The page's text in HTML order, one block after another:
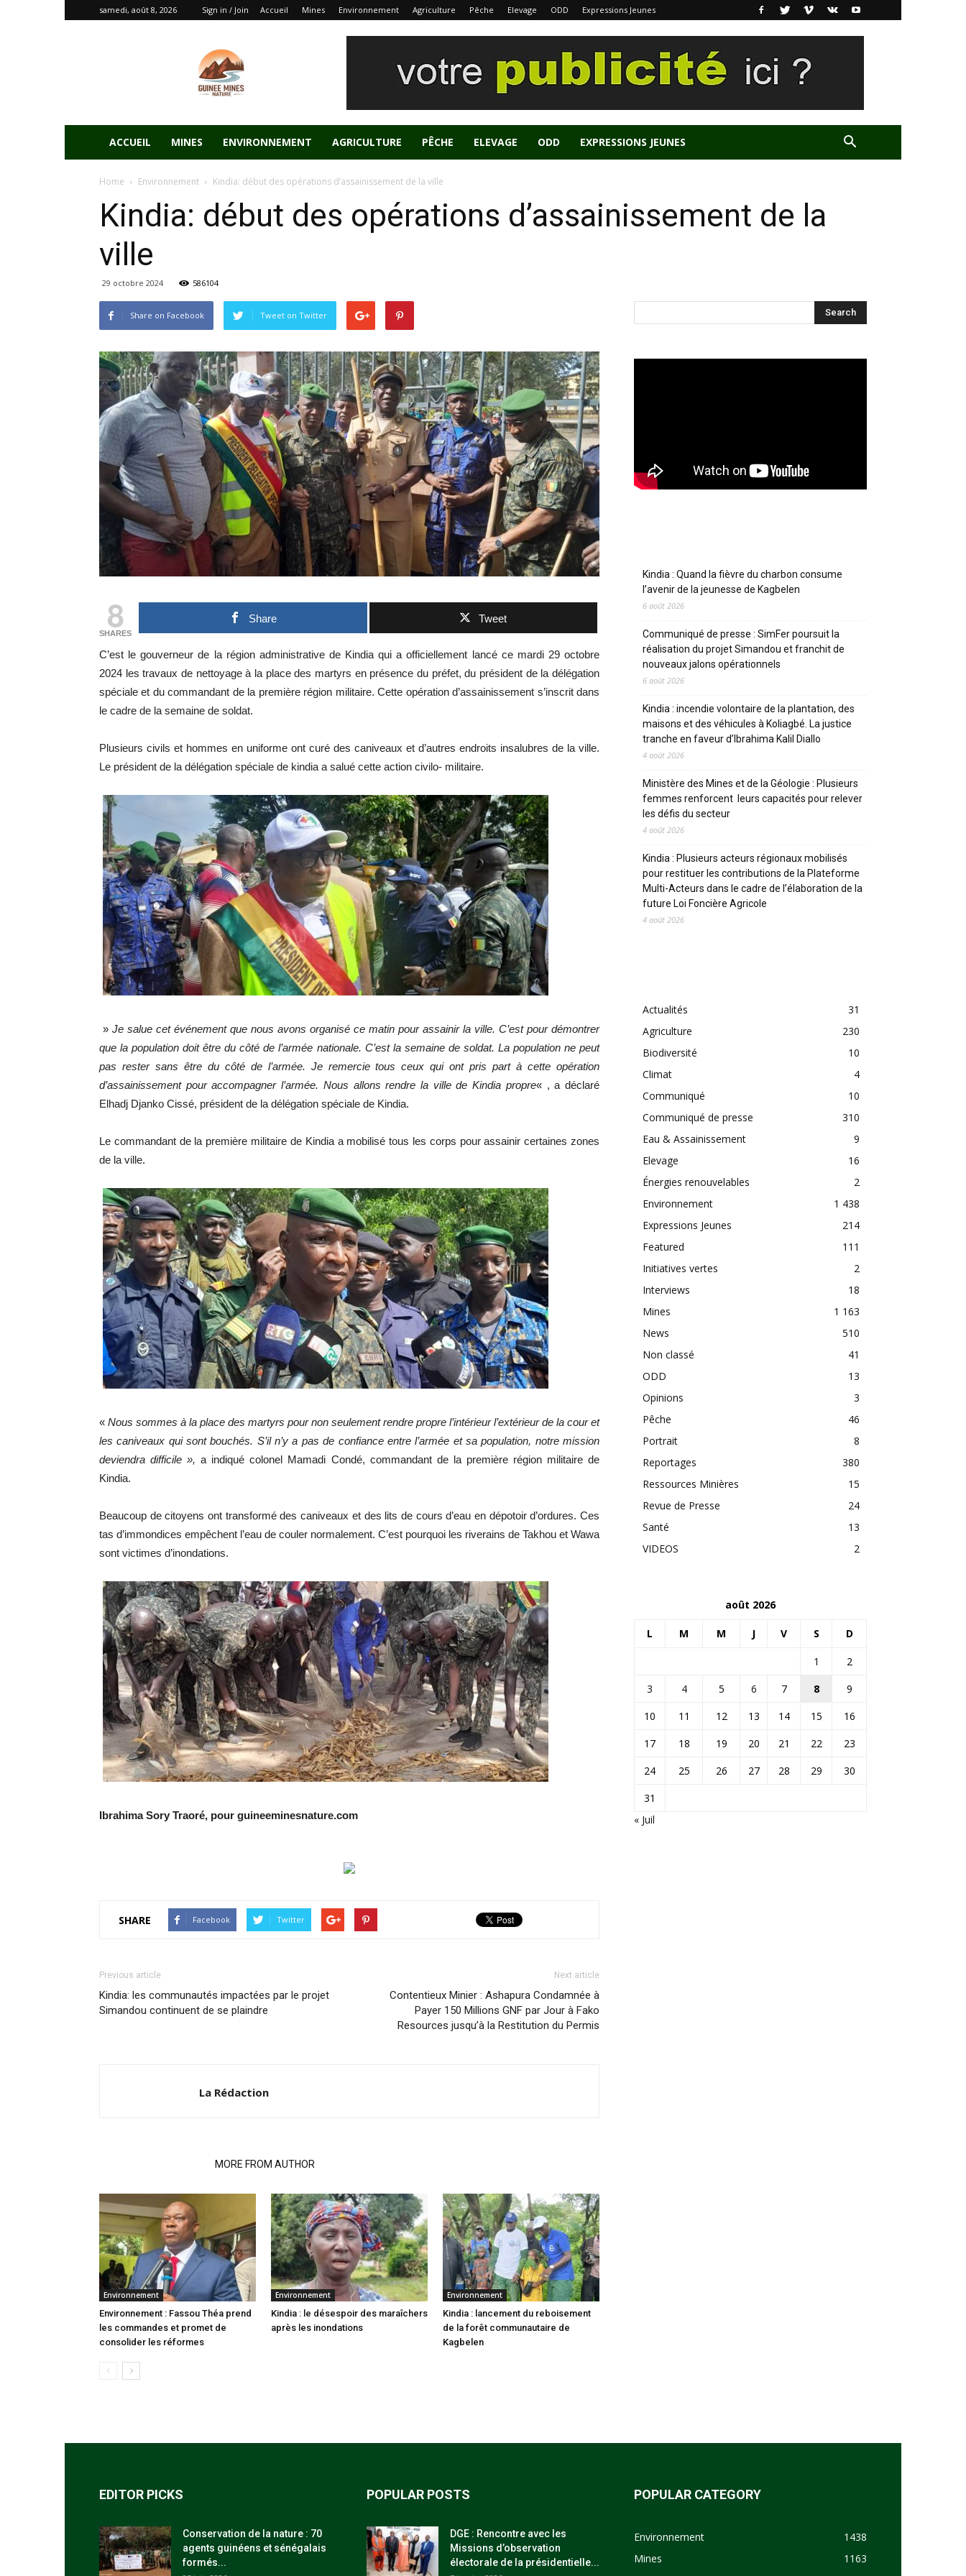
samedi, août 8, 2026 Sign in / Join Accueil Mines Environnement Agriculture Pêche Elevage ODD Expressions Jeunes
ACCUEIL MINES ENVIRONNEMENT AGRICULTURE PÊCHE ELEVAGE ODD EXPRESSIONS JEUNES
Home Environnement Kindia: début des opérations d’assainissement de la ville
Kindia: début des opérations d’assainissement de la
ville
29 octobre 2024 586104
Share on Facebook Tweet on Twitter
8
SHARES
Share Tweet
C’est le gouverneur de la région administrative de Kindia qui a officiellement lancé ce mardi 29 octobre
2024 les travaux de nettoyage à la place des martyrs en présence du préfet, du président de la délégation
spéciale et du commandant de la première région militaire. Cette opération d’assainissement s’inscrit dans
le cadre de la semaine de soldat.
Plusieurs civils et hommes en uniforme ont curé des caniveaux et d’autres endroits insalubres de la ville.
Le président de la délégation spéciale de kindia a salué cette action civilo- militaire.
» Je salue cet événement que nous avons organisé ce matin pour assainir la ville. C’est pour démontrer
que la population doit être du côté de l’armée nationale. C’est la semaine de soldat. La population ne peut
pas rester sans être du côté de l’armée. Je remercie tous ceux qui ont pris part à cette opération
d’assainissement pour accompagner l’armée. Nous allons rendre la ville de Kindia propre« , a déclaré
Elhadj Djanko Cissé, président de la délégation spéciale de Kindia.
Le commandant de la première militaire de Kindia a mobilisé tous les corps pour assainir certaines zones
de la ville.
« Nous sommes à la place des martyrs pour non seulement rendre propre l’intérieur l’extérieur de la cour et
les caniveaux qui sont bouchés. S’il n’y a pas de confiance entre l’armée et sa population, notre mission
deviendra difficile », a indiqué colonel Mamadi Condé, commandant de la première région militaire de
Kindia.
Beaucoup de citoyens ont transformé des caniveaux et des lits de cours d’eau en dépotoir d’ordures. Ces
tas d’immondices empêchent l’eau de couler normalement. C’est pourquoi les riverains de Takhou et Wawa
sont victimes d’inondations.
Ibrahima Sory Traoré, pour guineeminesnature.com
SHARE Facebook Twitter
Previous article
Kindia: les communautés impactées par le projet
Simandou continuent de se plaindre
Next article
Contentieux Minier : Ashapura Condamnée à
Payer 150 Millions GNF par Jour à Fako
Resources jusqu’à la Restitution du Permis
La Rédaction
MORE FROM AUTHOR
Environnement
Environnement : Fassou Théa prend
les commandes et promet de
consolider les réformes
Environnement
Kindia : le désespoir des maraîchers
après les inondations
Environnement
Kindia : lancement du reboisement
de la forêt communautaire de
Kagbelen
Kindia : Quand la fièvre du charbon consume
l’avenir de la jeunesse de Kagbelen
6 août 2026
Communiqué de presse : SimFer poursuit la
réalisation du projet Simandou et franchit de
nouveaux jalons opérationnels
6 août 2026
Kindia : incendie volontaire de la plantation, des
maisons et des véhicules à Koliagbé. La justice
tranche en faveur d’Ibrahima Kalil Diallo
4 août 2026
Ministère des Mines et de la Géologie : Plusieurs
femmes renforcent leurs capacités pour relever
les défis du secteur
4 août 2026
Kindia : Plusieurs acteurs régionaux mobilisés
pour restituer les contributions de la Plateforme
Multi-Acteurs dans le cadre de l’élaboration de la
future Loi Foncière Agricole
4 août 2026
Actualités
31
Agriculture
230
Biodiversité
10
Climat
4
Communiqué
10
Communiqué de presse
310
Eau & Assainissement
9
Elevage
16
Énergies renouvelables
2
Environnement
1 438
Expressions Jeunes
214
Featured
111
Initiatives vertes
2
Interviews
18
Mines
1 163
News
510
Non classé
41
ODD
13
Opinions
3
Pêche
46
Portrait
8
Reportages
380
Ressources Minières
15
Revue de Presse
24
Santé
13
VIDEOS
2
août 2026
L M M J V S D
1
2
3
4 5 6 7 8
9
10
11 12 13 14 15
16
17
18 19 20 21 22
23
24
25 26 27 28 29
30
31
« Juil
EDITOR PICKS
Conservation de la nature : 70
agents guinéens et sénégalais
formés...
POPULAR POSTS
DGE : Rencontre avec les
Missions d’observation
électorale de la présidentielle...
POPULAR CATEGORY
Environnement
1438
Mines
1163